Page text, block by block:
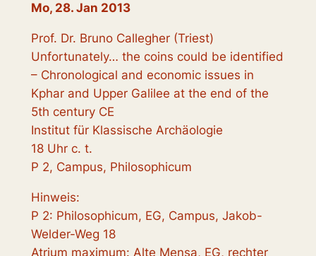
Mo, 28. Jan 2013
Prof. Dr. Bruno Callegher (Triest)
Unfortunately… the coins could be identified
– Chronological and economic issues in
Kphar and Upper Galilee at the end of the
5th century CE
Institut für Klassische Archäologie
18 Uhr c. t.
P 2, Campus, Philosophicum
Hinweis:
P 2: Philosophicum, EG, Campus, Jakob-
Welder-Weg 18
Atrium maximum: Alte Mensa, EG, rechter